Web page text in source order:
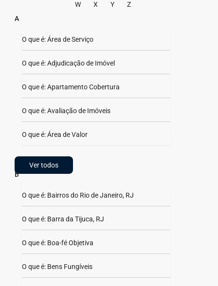
W
X Y
Z
A
O que é: Área de Serviço
O que é: Adjudicação de Imóvel
O que é: Apartamento Cobertura
O que é: Avaliação de Imóveis
O que é: Área de Valor
Ver todos
B
O que é: Bairros do Rio de Janeiro, RJ
O que é: Barra da Tijuca, RJ
O que é: Boa-fé Objetiva
O que é: Bens Fungíveis